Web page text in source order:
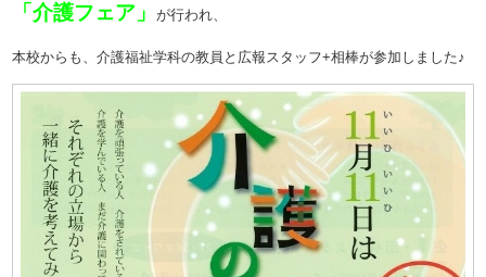
「介護フェア」が行われ、
本校からも、介護福祉学科の教員と広報スタッフ+相棒が参加しました♪